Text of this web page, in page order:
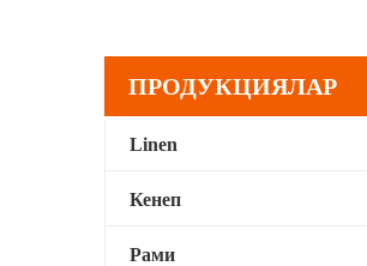
ПРОДУКЦИЯЛАР
Linen
Кенеп
Рами